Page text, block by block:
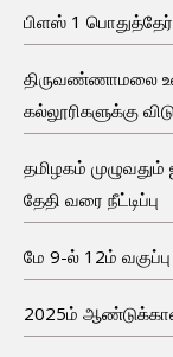
பிளஸ் 1
திருவண்ணாமலை
கல்லூரிகளுக்கு
தமிழகம்
தேதி வரை நீட்டிப்பு
மே 9-ல் 12ம்
2025ம்